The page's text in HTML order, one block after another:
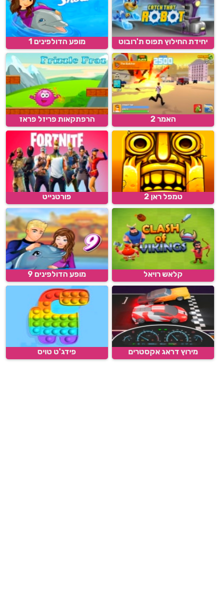
יחידת החילוץ תפוס ת'רובוט מופע הדולפינים 1
האמר 2 הרפתקאות פריזל פראז
טמפל ראן 2 פורטנייט
קלאש רויאל מופע הדולפינים 9
מירוץ דראג אקסטרים פידג'ט טויס